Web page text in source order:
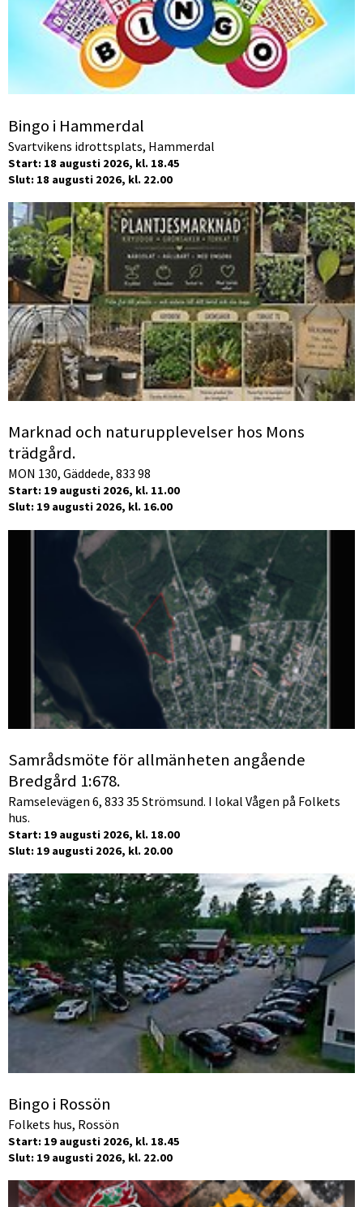
Bingo i Hammerdal
Svartvikens idrottsplats, Hammerdal
Start: 18 augusti 2026, kl. 18.45
Slut: 18 augusti 2026, kl. 22.00
Marknad och naturupplevelser hos Mons
trädgård.
MON 130, Gäddede, 833 98
Start: 19 augusti 2026, kl. 11.00
Slut: 19 augusti 2026, kl. 16.00
Samrådsmöte för allmänheten angående
Bredgård 1:678.
Ramselevägen 6, 833 35 Strömsund. I lokal Vågen på Folkets
hus.
Start: 19 augusti 2026, kl. 18.00
Slut: 19 augusti 2026, kl. 20.00
Bingo i Rossön
Folkets hus, Rossön
Start: 19 augusti 2026, kl. 18.45
Slut: 19 augusti 2026, kl. 22.00